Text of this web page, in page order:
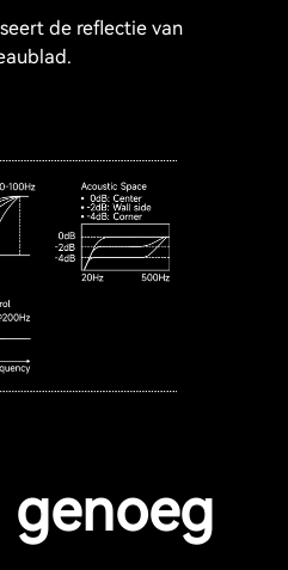
de reflectie van
genoeg